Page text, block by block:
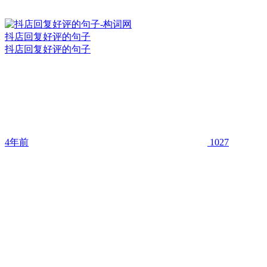
抖店回复好评的句子
抖店回复好评的句子
4年前 1027